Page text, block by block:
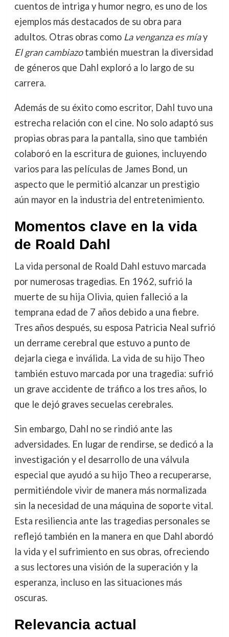
cuentos de intriga y humor negro, es uno de los
ejemplos más destacados de su obra para
adultos. Otras obras como La venganza es míay
El gran cambiazotambién muestran la diversidad
de géneros que Dahl exploró a lo largo de su
carrera.
Además de su éxito como escritor, Dahl tuvo una
estrecha relación con el cine. No solo adaptó sus
propias obras para la pantalla, sino que también
colaboró en la escritura de guiones, incluyendo
varios para las películas de James Bond, un
aspecto que le permitió alcanzar un prestigio
aún mayor en la industria del entretenimiento.
Momentos clave en la vida
de Roald Dahl
La vida personal de Roald Dahl estuvo marcada
por numerosas tragedias. En 1962, sufrió la
muerte de su hija Olivia, quien falleció a la
temprana edad de 7 años debido a una fiebre.
Tres años después, su esposa Patricia Neal sufrió
un derrame cerebral que estuvo a punto de
dejarla ciega e inválida. La vida de su hijo Theo
también estuvo marcada por una tragedia: sufrió
un grave accidente de tráfico a los tres años, lo
que le dejó graves secuelas cerebrales.
Sin embargo, Dahl no se rindió ante las
adversidades. En lugar de rendirse, se dedicó a la
investigación y el desarrollo de una válvula
especial que ayudó a su hijo Theo a recuperarse,
permitiéndole vivir de manera más normalizada
sin la necesidad de una máquina de soporte vital.
Esta resiliencia ante las tragedias personales se
reflejó también en la manera en que Dahl abordó
la vida y el sufrimiento en sus obras, ofreciendo
a sus lectores una visión de la superación y la
esperanza, incluso en las situaciones más
oscuras.
Relevancia actual